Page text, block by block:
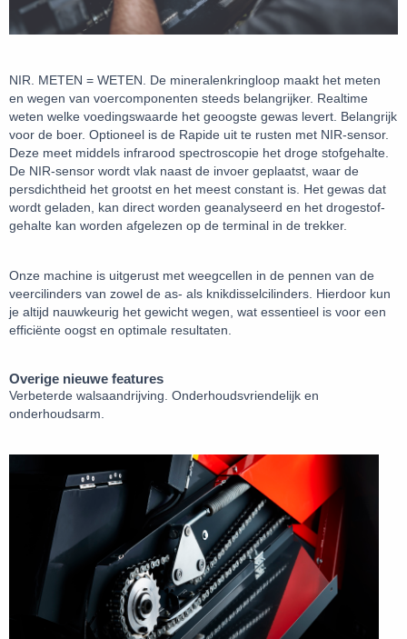
NIR. METEN = WETEN. De mineralenkringloop maakt het meten
en wegen van voercomponenten steeds belangrijker. Realtime
weten welke voedingswaarde het geoogste gewas levert. Belangrijk
voor de boer. Optioneel is de Rapide uit te rusten met NIR-sensor.
Deze meet middels infrarood spectroscopie het droge stofgehalte.
De NIR-sensor wordt vlak naast de invoer geplaatst, waar de
persdichtheid het grootst en het meest constant is. Het gewas dat
wordt geladen, kan direct worden geanalyseerd en het drogestof-
gehalte kan worden afgelezen op de terminal in de trekker.
Onze machine is uitgerust met weegcellen in de pennen van de
veercilinders van zowel de as- als knikdisselcilinders. Hierdoor kun
je altijd nauwkeurig het gewicht wegen, wat essentieel is voor een
efficiënte oogst en optimale resultaten.
Overige nieuwe features
Verbeterde walsaandrijving. Onderhoudsvriendelijk en
onderhoudsarm.